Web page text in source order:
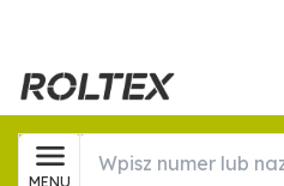
MENU